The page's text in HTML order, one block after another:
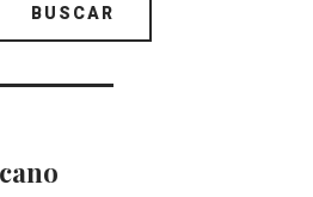
BUSCAR